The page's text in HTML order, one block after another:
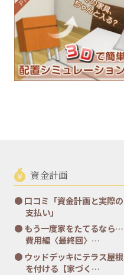
資金計画
口コミ「資金計画と実際の
支払い」
もう一度家をたてるなら…
費用編〈最終回〉…
ウッドデッキにテラス屋根
を付ける【家づく…